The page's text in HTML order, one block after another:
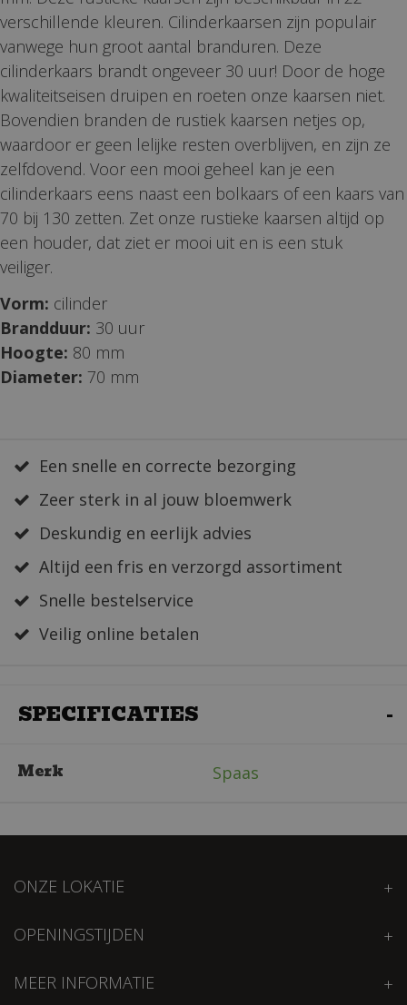
verschillende kleuren. Cilinderkaarsen zijn populair
vanwege hun groot aantal branduren. Deze
cilinderkaars brandt ongeveer 30 uur! Door de hoge
kwaliteitseisen druipen en roeten onze kaarsen niet.
Bovendien branden de rustiek kaarsen netjes op,
waardoor er geen lelijke resten overblijven, en zijn ze
zelfdovend. Voor een mooi geheel kan je een
cilinderkaars eens naast een bolkaars of een kaars van
70 bij 130 zetten. Zet onze rustieke kaarsen altijd op
een houder, dat ziet er mooi uit en is een stuk
veiliger.
Vorm: cilinder
Brandduur: 30 uur
Hoogte: 80 mm
Diameter: 70 mm
Een snelle en correcte bezorging
Zeer sterk in al jouw bloemwerk
Deskundig en eerlijk advies
Altijd een fris en verzorgd assortiment
Snelle bestelservice
Veilig online betalen
SPECIFICATIES
Merk Spaas
ONZE LOKATIE
OPENINGSTIJDEN
MEER INFORMATIE